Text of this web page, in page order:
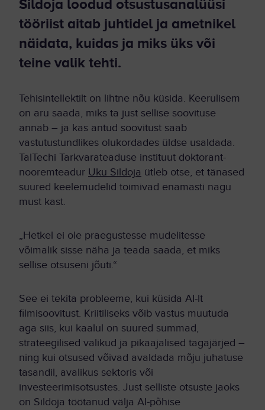
Sildoja loodud otsustusanalüüsi
tööriist aitab juhtidel ja ametnikel
näidata, kuidas ja miks üks või
teine valik tehti.
Tehisintellektilt on lihtne nõu küsida. Keerulisem
on aru saada, miks ta just sellise soovituse
annab – ja kas antud soovitust saab
vastutustundlikes olukordades üldse usaldada.
TalTechi Tarkvarateaduse instituut doktorant-
nooremteadur Uku Sildoja ütleb otse, et tänased
suured keelemudelid toimivad enamasti nagu
must kast.
„Hetkel ei ole praegustesse mudelitesse
võimalik sisse näha ja teada saada, et miks
sellise otsuseni jõuti.“
See ei tekita probleeme, kui küsida AI-lt
filmisoovitust. Kriitiliseks võib vastus muutuda
aga siis, kui kaalul on suured summad,
strateegilised valikud ja pikaajalised tagajärjed –
ning kui otsused võivad avaldada mõju juhatuse
tasandil, avalikus sektoris või
investeerimisotsustes. Just selliste otsuste jaoks
on Sildoja töötanud välja AI-põhise